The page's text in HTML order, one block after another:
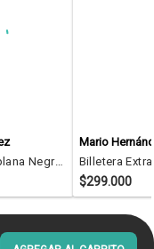
Billetera Extraplana Negro Etna Esencial Billetera Extraplana Negro Etna Esencial
Mario
$299.000